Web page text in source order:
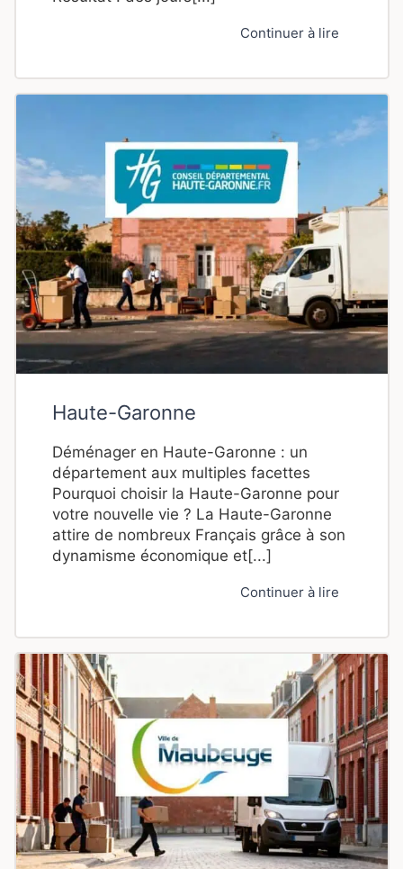
Continuer à lire
Haute-Garonne
Déménager en Haute-Garonne : un
département aux multiples facettes
Pourquoi choisir la Haute-Garonne pour
votre nouvelle vie ? La Haute-Garonne
attire de nombreux Français grâce à son
dynamisme économique et[...]
Continuer à lire